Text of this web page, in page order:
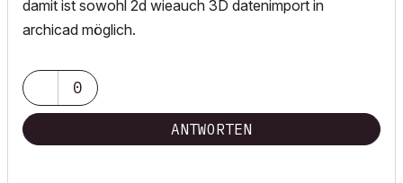
damit ist sowohl 2d wieauch 3D datenimport in
archicad möglich.
0
ANTWORTEN